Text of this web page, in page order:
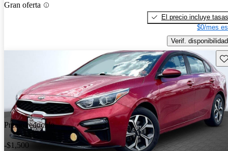
Gran oferta
El precio incluye tasas
$0/mes
Verif. disponibilidad
Precio reducido
-$1,500